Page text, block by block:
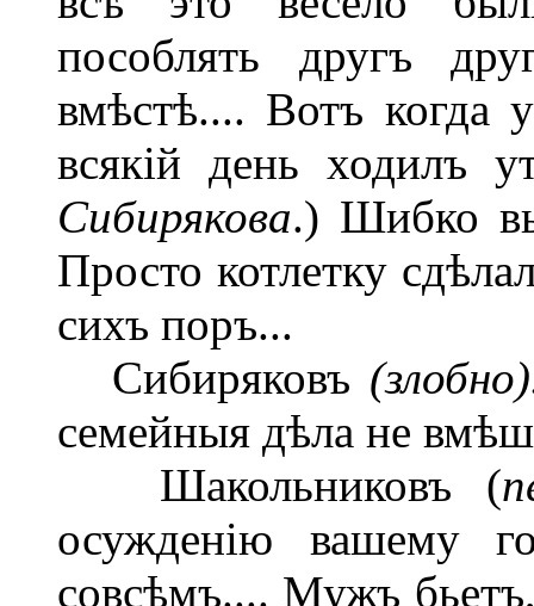
пособлять другъ
вмѣстѣ.... Вотъ
всякій день ходилъ
Сибирякова.) Шибко
Просто котлетку
сихъ поръ...
Сибиряковъ
семейныя дѣла не
Шакольниковъ (
осужденію вашему
совсѣмъ.... Мужъ